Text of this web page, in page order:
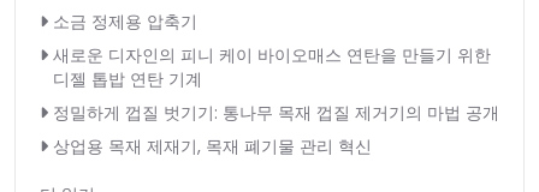
소금 정제용 압축기
새로운 디자인의 피니 케이 바이오매스 연탄을 만들기 위한
디젤 톱밥 연탄 기계
정밀하게 껍질 벗기기: 통나무 목재 껍질 제거기의 마법 공개
상업용 목재 제재기, 목재 폐기물 관리 혁신